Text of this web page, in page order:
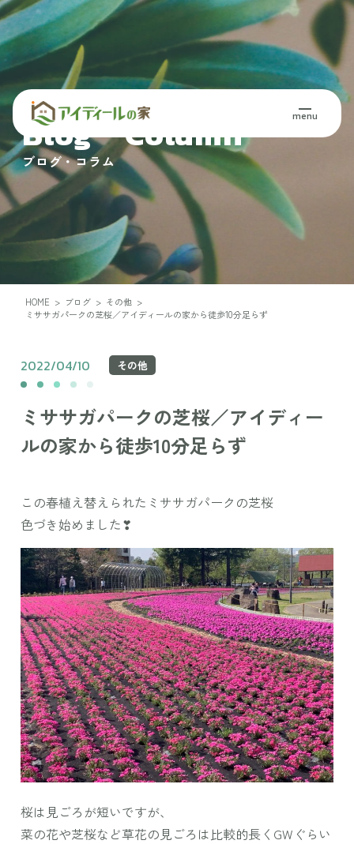
menu
Blog・Column
ブログ・コラム
HOME > ブログ > その他 >
ミササガパークの芝桜／アイディールの家から徒歩10分足らず
2022/04/10 その他
ミササガパークの芝桜／アイディー
ルの家から徒歩10分足らず
この春植え替えられたミササガパークの芝桜
色づき始めました❣
桜は見ごろが短いですが、
菜の花や芝桜など草花の見ごろは比較的長くGWぐらい